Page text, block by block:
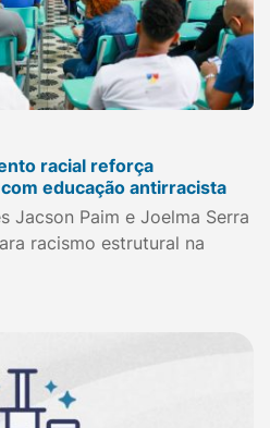
racial reforça
educação antirracista
Jacson Paim e Joelma Serra
racismo estrutural na